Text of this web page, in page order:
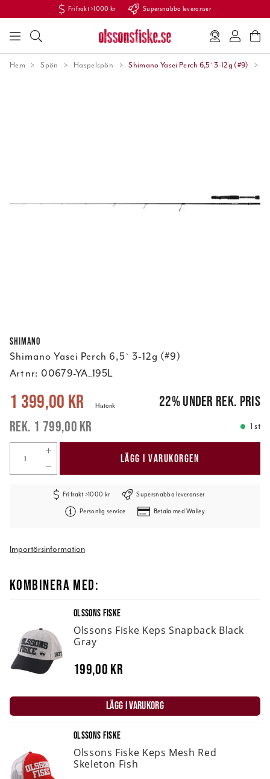
Fri frakt >1000 kr Supersnabba leveranser
Hem Spön Haspelspön Shimano Yasei Perch 6,5` 3-12g (#9)
Shimano
Shimano Yasei Perch 6,5` 3-12g (#9)
Art nr: 00679-YA_195L
Nuvarande pris: 1 399,00 kr 1 799,00 kr
1 399,00 kr
1 799,00 kr
Historik 22%under rek. pris
1 st
LÄGG I VARUKORGEN
Fri frakt >1000 kr Supersnabba leveranser
Personlig service Betala med Walley
Importörsinformation
KOMBINERA MED:
OLSSONS FISKE
Olssons Fiske Keps Snapback Black
Gray
199,00 kr
LÄGG I VARUKORG
OLSSONS FISKE
Olssons Fiske Keps Mesh Red
Skeleton Fish